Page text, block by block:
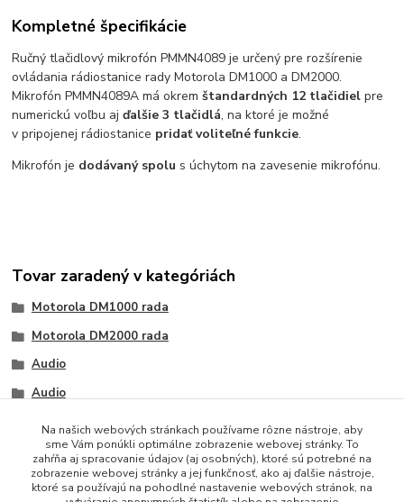
Kompletné špecifikácie
Ručný tlačidlový mikrofón PMMN4089 je určený pre rozšírenie
ovládania rádiostanice rady Motorola DM1000 a DM2000.
Mikrofón PMMN4089A má okremštandardných 12 tlačidiel pre
numerickú voľbu ajďalšie 3 tlačidlá, na ktoré je možné
v pripojenej rádiostanice pridať voliteľné funkcie.
Mikrofón je dodávaný spolu s úchytom na zavesenie mikrofónu.
Tovar zaradený v kategóriách
Motorola DM1000 rada
Motorola DM2000 rada
Audio
Audio
Na našich webových stránkach používame rôzne nástroje, aby
sme Vám ponúkli optimálne zobrazenie webovej stránky. To
zahŕňa aj spracovanie údajov (aj osobných), ktoré sú potrebné na
zobrazenie webovej stránky a jej funkčnosť, ako aj ďalšie nástroje,
ktoré sa používajú na pohodlné nastavenie webových stránok, na